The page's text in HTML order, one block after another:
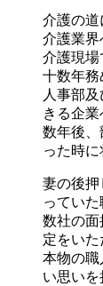
介護の道
介護業界
介護現場
十数年務
人事部
きる企業
数年後、
った時に
妻の後押
っていた
数社の面
定をいた
本物の職
い思いを